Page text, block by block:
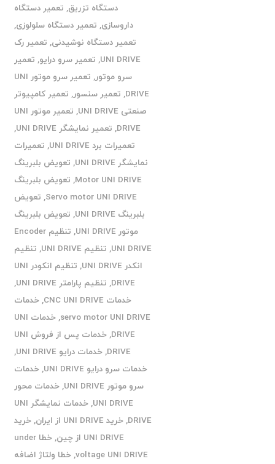
دستگاه تزریق, تعمیر دستگاه
داروسازی, تعمیر دستگاه سلولوزی,
تعمیر دستگاه نوشیدنی, تعمیر رک
UNI DRIVE
, تعمیر سرو درایو, تعمیر
سرو موتور,
تعمیر سرو موتور UNI
DRIVE
, تعمیر سنسور, تعمیر کامپیوتر
صنعتی UNI DRIVE
,
تعمیر موتور UNI
DRIVE
, تعمیر نمایشگر UNI DRIVE
,
تعمیرات برد UNI DRIVE
, تعمیرات
نمایشگر UNI DRIVE
, تعویض بلبرینگ
Motor UNI DRIVE
, تعویض بلبرینگ
Servo motor UNI DRIVE
, تعویض
بلبرینگ UNI DRIVE
, تعویض بلبرینگ
موتور UNI DRIVE
,
تنظیم Encoder
UNI DRIVE
, تنظیم UNI DRIVE , تنظیم
انکدر UNI DRIVE
,
تنظیم انکودر UNI
DRIVE
, تنظیم پارامتر UNI DRIVE
,
خدمات CNC UNI DRIVE
,خدمات
servo motor UNI DRIVE
,
خدمات UNI
DRIVE
,
خدمات پس از فروش UNI
DRIVE
,خدمات درایو UNI DRIVE
,
خدمات سرو درایو UNI DRIVE
,خدمات
سرو موتور UNI DRIVE
,خدمات محور
UNI DRIVE
,
خدمات نمایشگر UNI
DRIVE
,خرید UNI DRIVE از ایران ,خرید
UNI DRIVE از چین
,
خطا under
voltage UNI DRIVE
,خطا ولتاژ اضافه